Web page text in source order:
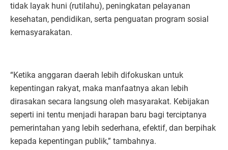
tidak layak huni (rutilahu), peningkatan pelayanan
kesehatan, pendidikan, serta penguatan program sosial
kemasyarakatan.
“Ketika anggaran daerah lebih difokuskan untuk
kepentingan rakyat, maka manfaatnya akan lebih
dirasakan secara langsung oleh masyarakat. Kebijakan
seperti ini tentu menjadi harapan baru bagi terciptanya
pemerintahan yang lebih sederhana, efektif, dan berpihak
kepada kepentingan publik,” tambahnya.